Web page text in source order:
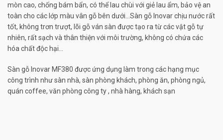
mòn cao, chống bám bẩn, có thể lau chùi với giẻ lau ẩm, bảo vệ an
toàn cho các lớp màu vân gỗ bên dưới…Sàn gỗ Inovar chịu nước rất
tốt, không trơn trượt, lõi gỗ ván sàn được tạo ra từ các vật gỗ tự
nhiên, rất sạch và thân thiện với môi trường, không có chứa các
hóa chất độc hại…
Sàn gỗ Inovar MF380 được ứng dụng làm trong các hạng mục
công trình như sàn nhà, sàn phòng khách, phòng ăn, phòng ngủ,
quán coffee, văn phòng công ty , nhà hàng, khách sạn